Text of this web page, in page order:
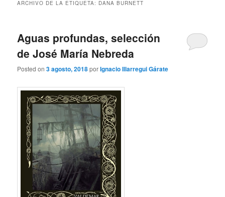
ARCHIVO DE LA ETIQUETA: DANA BURNETT
Aguas profundas, selección
de José María Nebreda
Posted on3 agosto, 2018porIgnacio Illarregui Gárate